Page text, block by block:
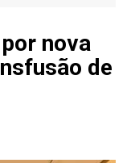
nova
de